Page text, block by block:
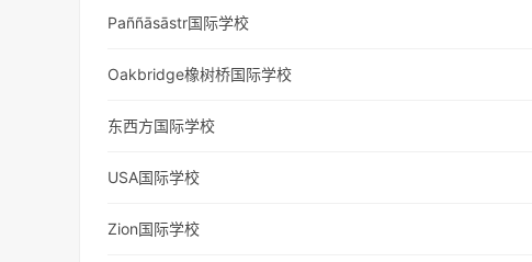
Paññāsāstr国际学校
Oakbridge橡树桥国际学校
东西方国际学校
USA国际学校
Zion国际学校